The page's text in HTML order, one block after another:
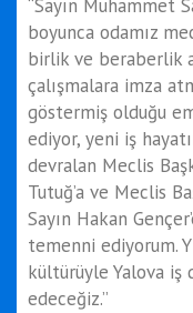
“Sayın Muhammet
boyunca odamız
birlik ve beraberlik
çalışmalara imza
göstermiş olduğu
ediyor, yeni iş
devralan Meclis
Tutuğ’a ve Meclis
Sayın Hakan
temenni ediyorum.
kültürüyle Yalova iş
edeceğiz.”